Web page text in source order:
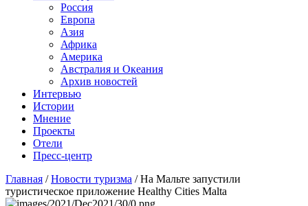
Россия
Европа
Азия
Африка
Америка
Австралия и Океания
Архив новостей
Интервью
Истории
Мнение
Проекты
Отели
Пресс-центр
Главная /Новости туризма /На Мальте запустили
туристическое приложение Healthy Cities Malta